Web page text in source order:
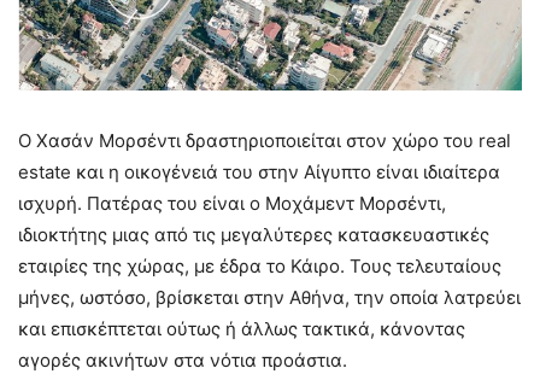
Ο Χασάν Μορσέντι δραστηριοποιείται στον χώρο του real
estate και η οικογένειά του στην Αίγυπτο είναι ιδιαίτερα
ισχυρή. Πατέρας του είναι ο Μοχάμεντ Μορσέντι,
ιδιοκτήτης μιας από τις μεγαλύτερες κατασκευαστικές
εταιρίες της χώρας, με έδρα το Κάιρο. Τους τελευταίους
μήνες, ωστόσο, βρίσκεται στην Αθήνα, την οποία λατρεύει
και επισκέπτεται ούτως ή άλλως τακτικά, κάνοντας
αγορές ακινήτων στα νότια προάστια.